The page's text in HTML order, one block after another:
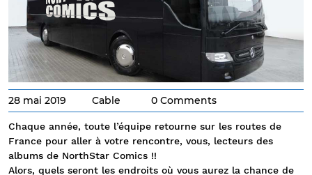
28 mai 2019 Cable 0 Comments
Chaque année, toute l’équipe retourne sur les routes de
France pour aller à votre rencontre, vous, lecteurs des
albums de NorthStar Comics !!
Alors, quels seront les endroits où vous aurez la chance de